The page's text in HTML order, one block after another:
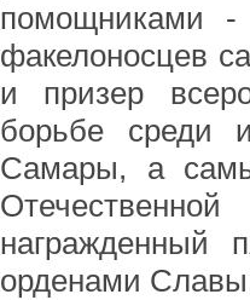
помощниками -
факелоносцев
и призер
борьбе среди
Самары, а
награжденный
орденами